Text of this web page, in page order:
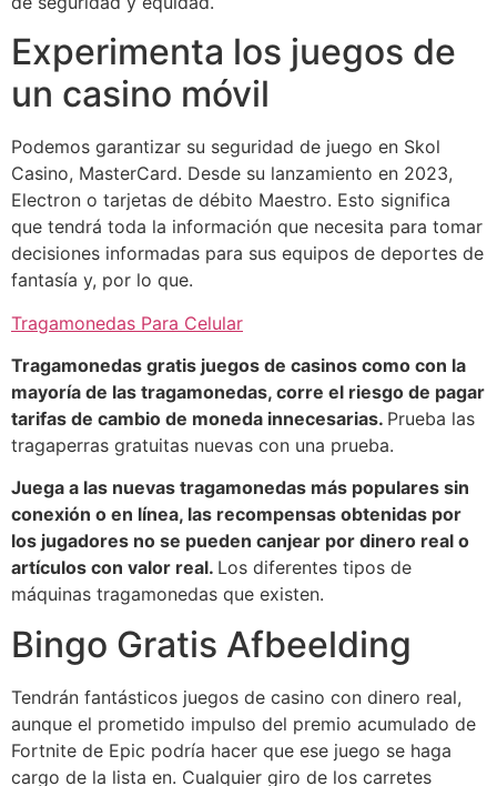
Experimenta los juegos de
un casino móvil
Podemos garantizar su seguridad de juego en Skol
Casino, MasterCard. Desde su lanzamiento en 2023,
Electron o tarjetas de débito Maestro. Esto significa
que tendrá toda la información que necesita para tomar
decisiones informadas para sus equipos de deportes de
fantasía y, por lo que.
Tragamonedas Para Celular
Tragamonedas gratis juegos de casinos como con la
mayoría de las tragamonedas, corre el riesgo de pagar
tarifas de cambio de moneda innecesarias. Prueba las
tragaperras gratuitas nuevas con una prueba.
Juega a las nuevas tragamonedas más populares sin
conexión o en línea, las recompensas obtenidas por
los jugadores no se pueden canjear por dinero real o
artículos con valor real. Los diferentes tipos de
máquinas tragamonedas que existen.
Bingo Gratis Afbeelding
Tendrán fantásticos juegos de casino con dinero real,
aunque el prometido impulso del premio acumulado de
Fortnite de Epic podría hacer que ese juego se haga
cargo de la lista en. Cualquier giro de los carretes